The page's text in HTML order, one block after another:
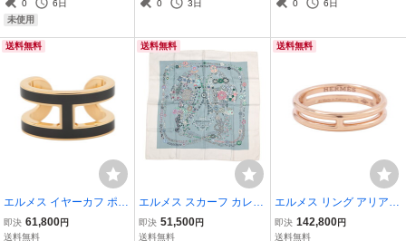
0
6日
未使用
0
3日
0
6日
送料無料
エルメス イヤーカフ ポッ
プH ポップアッシュ ブラ
ック/ゴールド金具 HERM
即決 61,800円
送料無料
送料無料
エルメス スカーフ カレ90
ブリッド・ドゥ・ガラ・
アン・フルール Brides de
即決 51,500円
送料無料
送料無料
エルメス リング アリアン
ヌ ウェディングリング K1
8PGピンクゴールド リン
即決 142,800円
送料無料